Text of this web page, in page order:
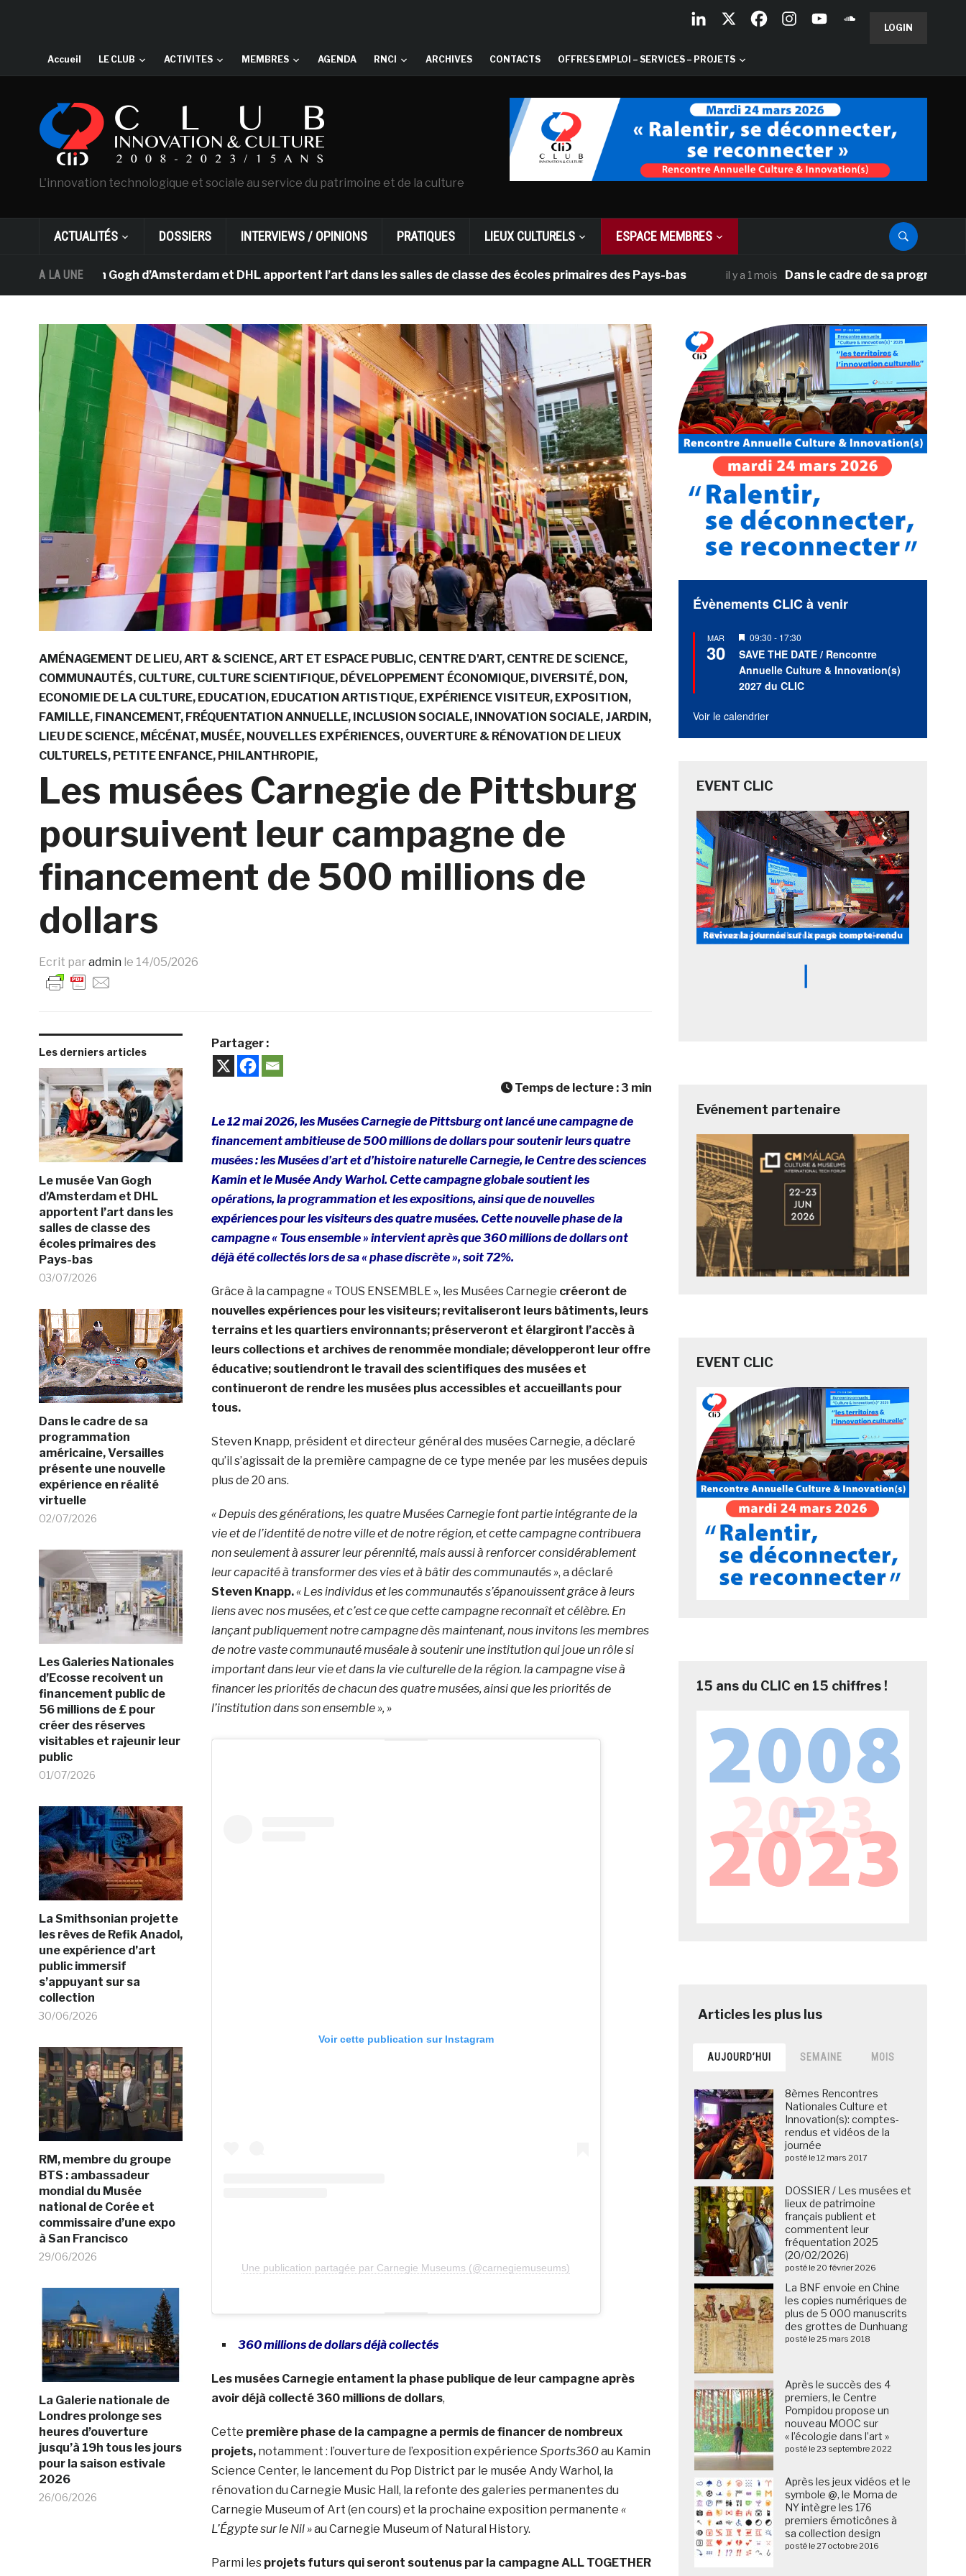
LOGIN
Accueil LE CLUB ACTIVITES MEMBRES AGENDA RNCI ARCHIVES CONTACTS OFFRES EMPLOI – SERVICES – PROJETS
L'innovation technologique et sociale au service du patrimoine et de la culture
ACTUALITÉS DOSSIERS INTERVIEWS / OPINIONS PRATIQUES LIEUX CULTURELS ESPACE MEMBRES
A LA UNE
Van Gogh d’Amsterdam et DHL apportent l’art dans les salles de classe des écoles primaires des Pays-bas il y a 1 mois Dans le cadre de sa programmation
AMÉNAGEMENT DE LIEU ART & SCIENCE ART ET ESPACE PUBLIC CENTRE D'ART CENTRE DE SCIENCE
COMMUNAUTÉS CULTURE CULTURE SCIENTIFIQUE DÉVELOPPEMENT ÉCONOMIQUE DIVERSITÉ DON
ECONOMIE DE LA CULTURE EDUCATION EDUCATION ARTISTIQUE EXPÉRIENCE VISITEUR EXPOSITION
FAMILLE FINANCEMENT FRÉQUENTATION ANNUELLE INCLUSION SOCIALE INNOVATION SOCIALE JARDIN
LIEU DE SCIENCE MÉCÉNAT MUSÉE NOUVELLES EXPÉRIENCES OUVERTURE & RÉNOVATION DE LIEUX
CULTURELS PETITE ENFANCE PHILANTHROPIE
Les musées Carnegie de Pittsburg
poursuivent leur campagne de
financement de 500 millions de
dollars
Ecrit par admin le 14/05/2026
Les derniers articles
Le musée Van Gogh
d’Amsterdam et DHL
apportent l’art dans les
salles de classe des
écoles primaires des
Pays-bas
03/07/2026
Dans le cadre de sa
programmation
américaine, Versailles
présente une nouvelle
expérience en réalité
virtuelle
02/07/2026
Les Galeries Nationales
d’Ecosse recoivent un
financement public de
56 millions de £ pour
créer des réserves
visitables et rajeunir leur
public
01/07/2026
La Smithsonian projette
les rêves de Refik Anadol,
une expérience d’art
public immersif
s’appuyant sur sa
collection
30/06/2026
RM, membre du groupe
BTS : ambassadeur
mondial du Musée
national de Corée et
commissaire d’une expo
à San Francisco
29/06/2026
La Galerie nationale de
Londres prolonge ses
heures d’ouverture
jusqu’à 19h tous les jours
pour la saison estivale
2026
26/06/2026
Partager :
Temps de lecture : 3 min
Le 12 mai 2026, les Musées Carnegie de Pittsburg ont lancé une campagne de
financement ambitieuse de 500 millions de dollars pour soutenir leurs quatre
musées : les Musées d’art et d’histoire naturelle Carnegie, le Centre des sciences
Kamin et le Musée Andy Warhol. Cette campagne globale soutient les
opérations, la programmation et les expositions, ainsi que de nouvelles
expériences pour les visiteurs des quatre musées. Cette nouvelle phase de la
campagne « Tous ensemble » intervient après que 360 ​​millions de dollars ont
déjà été collectés lors de sa « phase discrète », soit 72%.
Grâce à la campagne « TOUS ENSEMBLE », les Musées Carnegie créeront de
nouvelles expériences pour les visiteurs; revitaliseront leurs bâtiments, leurs
terrains et les quartiers environnants; préserveront et élargiront l’accès à
leurs collections et archives de renommée mondiale; développeront leur offre
éducative; soutiendront le travail des scientifiques des musées et
continueront de rendre les musées plus accessibles et accueillants pour
tous.
Steven Knapp, président et directeur général des musées Carnegie, a déclaré
qu’il s’agissait de la première campagne de ce type menée par les musées depuis
plus de 20 ans.
« Depuis des générations, les quatre Musées Carnegie font partie intégrante de la
vie et de l’identité de notre ville et de notre région, et cette campagne contribuera
non seulement à assurer leur pérennité, mais aussi à renforcer considérablement
leur capacité à transformer des vies et à bâtir des communautés », a déclaré
Steven Knapp.« Les individus et les communautés s’épanouissent grâce à leurs
liens avec nos musées, et c’est ce que cette campagne reconnaît et célèbre. En
lançant publiquement notre campagne dès maintenant, nous invitons les membres
de notre vaste communauté muséale à soutenir une institution qui joue un rôle si
important dans leur vie et dans la vie culturelle de la région. la campagne vise à
financer les priorités de chacun des quatre musées, ainsi que les priorités de
l’institution dans son ensemble », »
Voir cette publication sur Instagram
Une publication partagée par Carnegie Museums (@carnegiemuseums)
360 millions de dollars déjà collectés
Les musées Carnegie entament la phase publique de leur campagne après
avoir déjà collecté 360 millions de dollars,
Cette première phase de la campagne a permis de financer de nombreux
projets,notamment : l’ouverture de l’exposition expérience Sports360au Kamin
Science Center, le lancement du Pop District par le musée Andy Warhol, la
rénovation du Carnegie Music Hall, la refonte des galeries permanentes du
Carnegie Museum of Art (en cours) et la prochaine exposition permanente «
L’Égypte sur le Nil »au Carnegie Museum of Natural History.
Parmi les projets futurs qui seront soutenus par la campagne ALL TOGETHER
Évènements CLIC à venir
MAR
30
Mis
en
avant
09:30 - 17:30
SAVE THE DATE / Rencontre
Annuelle Culture & Innovation(s)
2027 du CLIC
Voir le calendrier
EVENT CLIC
Evénement partenaire
EVENT CLIC
15 ans du CLIC en 15 chiffres !
AUJOURD’HUI SEMAINE MOIS
8èmes Rencontres
Nationales Culture et
Innovation(s): comptes-
rendus et vidéos de la
journée
posté le 12 mars 2017
DOSSIER / Les musées et
lieux de patrimoine
français publient et
commentent leur
fréquentation 2025
(20/02/2026)
posté le 20 février 2026
La BNF envoie en Chine
les copies numériques de
plus de 5 000 manuscrits
des grottes de Dunhuang
posté le 25 mars 2018
Après le succès des 4
premiers, le Centre
Pompidou propose un
nouveau MOOC sur
« l’écologie dans l’art »
posté le 23 septembre 2022
Après les jeux vidéos et le
symbole @, le Moma de
NY intègre les 176
premiers émoticônes à
sa collection design
posté le 27 octobre 2016